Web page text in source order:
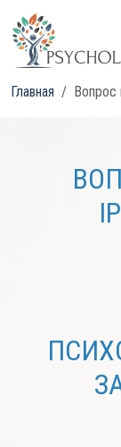
Главная Вопрос